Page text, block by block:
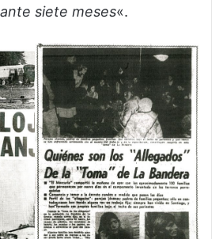
siete meses«.